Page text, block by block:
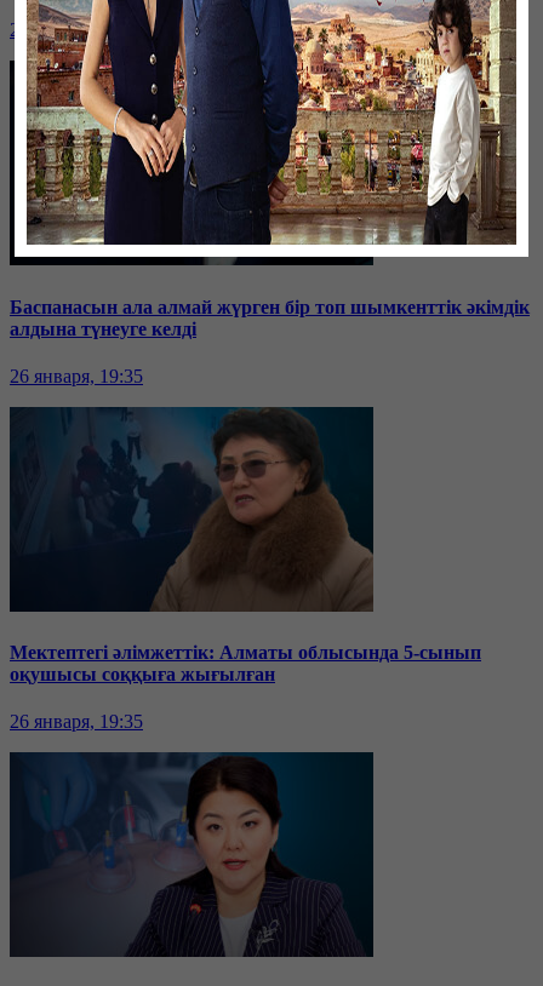
26 января, 19:36
Баспанасын ала алмай жүрген бір топ шымкенттік әкімдік
алдына түнеуге келді
26 января, 19:35
Мектептегі әлімжеттік: Алматы облысында 5-сынып
оқушысы соққыға жығылған
26 января, 19:35